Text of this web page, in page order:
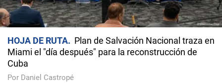
HOJA DE RUTA
Plan de Salvación Nacional traza en
Miami el "día después" para la reconstrucción de
Cuba
Por Daniel Castropé